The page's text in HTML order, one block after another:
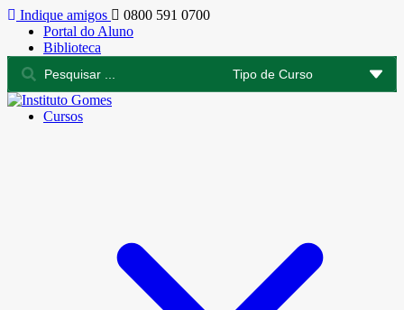
Indique amigos
0800 591 0700
Portal do Aluno
Biblioteca
Cursos